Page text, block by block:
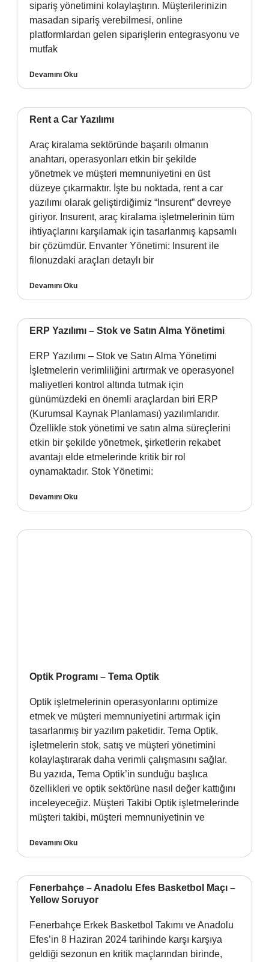
sipariş yönetimini kolaylaştırın. Müşterilerinizin
masadan sipariş verebilmesi, online
platformlardan gelen siparişlerin entegrasyonu ve
mutfak
Devamını Oku
Rent a Car Yazılımı
Araç kiralama sektöründe başarılı olmanın
anahtarı, operasyonları etkin bir şekilde
yönetmek ve müşteri memnuniyetini en üst
düzeye çıkarmaktır. İşte bu noktada, rent a car
yazılımı olarak geliştirdiğimiz “Insurent” devreye
giriyor. Insurent, araç kiralama işletmelerinin tüm
ihtiyaçlarını karşılamak için tasarlanmış kapsamlı
bir çözümdür. Envanter Yönetimi: Insurent ile
filonuzdaki araçları detaylı bir
Devamını Oku
ERP Yazılımı – Stok ve Satın Alma Yönetimi
ERP Yazılımı – Stok ve Satın Alma Yönetimi
İşletmelerin verimliliğini artırmak ve operasyonel
maliyetleri kontrol altında tutmak için
günümüzdeki en önemli araçlardan biri ERP
(Kurumsal Kaynak Planlaması) yazılımlarıdır.
Özellikle stok yönetimi ve satın alma süreçlerini
etkin bir şekilde yönetmek, şirketlerin rekabet
avantajı elde etmelerinde kritik bir rol
oynamaktadır. Stok Yönetimi:
Devamını Oku
Optik Programı – Tema Optik
Optik işletmelerinin operasyonlarını optimize
etmek ve müşteri memnuniyetini artırmak için
tasarlanmış bir yazılım paketidir. Tema Optik,
işletmelerin stok, satış ve müşteri yönetimini
kolaylaştırarak daha verimli çalışmasını sağlar.
Bu yazıda, Tema Optik’in sunduğu başlıca
özellikleri ve optik sektörüne nasıl değer kattığını
inceleyeceğiz. Müşteri Takibi Optik işletmelerinde
müşteri takibi, müşteri memnuniyetinin ve
Devamını Oku
Fenerbahçe – Anadolu Efes Basketbol Maçı –
Yellow Soruyor
Fenerbahçe Erkek Basketbol Takımı ve Anadolu
Efes’in 8 Haziran 2024 tarihinde karşı karşıya
geldiği sezonun en kritik maçlarından birinde,